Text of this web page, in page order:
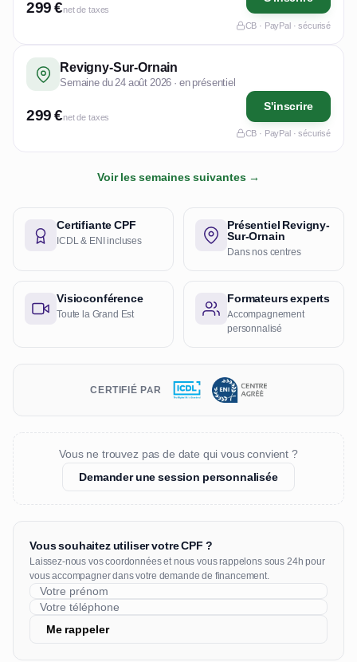
299 €net de taxes
CB · PayPal · sécurisé
Revigny-Sur-Ornain
Semaine du 24 août 2026 · en présentiel
299 €net de taxes
S'inscrire
CB · PayPal · sécurisé
Voir les semaines suivantes →
Certifiante CPF
ICDL & ENI incluses
Présentiel Revigny-
Sur-Ornain
Dans nos centres
Visioconférence
Toute la Grand Est
Formateurs experts
Accompagnement
personnalisé
CERTIFIÉ PAR
Vous ne trouvez pas de date qui vous convient ?
Demander une session personnalisée
Vous souhaitez utiliser votre CPF ?
Laissez-nous vos coordonnées et nous vous rappelons sous 24h pour
vous accompagner dans votre demande de financement.
Me rappeler